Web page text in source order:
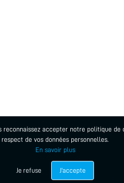
reconnaissez accepter notre politique
respect de vos données personnelles.
En savoir plus
Je refuse J'accepte